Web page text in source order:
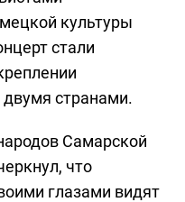
культуры
стали
странами.
Самарской
что
глазами видят